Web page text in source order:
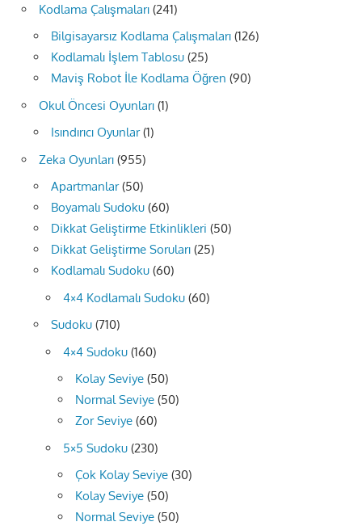
Kodlama Çalışmaları (241)
Bilgisayarsız Kodlama Çalışmaları (126)
Kodlamalı İşlem Tablosu (25)
Maviş Robot İle Kodlama Öğren (90)
Okul Öncesi Oyunları (1)
Isındırıcı Oyunlar(1)
Zeka Oyunları (955)
Apartmanlar(50)
Boyamalı Sudoku (60)
Dikkat Geliştirme Etkinlikleri (50)
Dikkat Geliştirme Soruları (25)
Kodlamalı Sudoku (60)
4×4 Kodlamalı Sudoku (60)
Sudoku (710)
4×4 Sudoku (160)
Kolay Seviye (50)
Normal Seviye (50)
Zor Seviye (60)
5×5 Sudoku (230)
Çok Kolay Seviye (30)
Kolay Seviye (50)
Normal Seviye (50)